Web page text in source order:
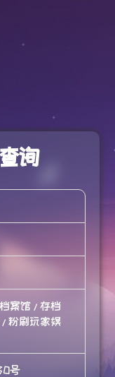
询
案馆 / 存档
粉刷玩家娱
号